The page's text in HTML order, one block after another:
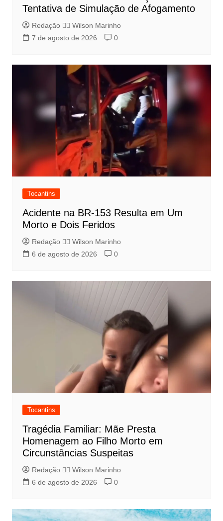
Tentativa de Simulação de Afogamento
Redação 👨‍⚖️​ Wilson Marinho
7 de agosto de 2026
0
Tocantins
Acidente na BR-153 Resulta em Um
Morto e Dois Feridos
Redação 👨‍⚖️​ Wilson Marinho
6 de agosto de 2026
0
Tocantins
Tragédia Familiar: Mãe Presta
Homenagem ao Filho Morto em
Circunstâncias Suspeitas
Redação 👨‍⚖️​ Wilson Marinho
6 de agosto de 2026
0